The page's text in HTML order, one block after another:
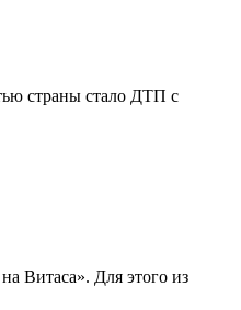
страны стало ДТП с
Витаса». Для этого из